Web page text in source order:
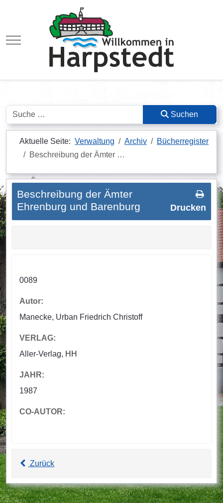
Mobile Menu Toggle
Suchen Suchen
Aktuelle Seite: Verwaltung Archiv
Bücherregister
Beschreibung der Ämter …
Drucken
Beschreibung der Ämter
Ehrenburg und Barenburg
0089
Autor:
Manecke, Urban Friedrich Christoff
VERLAG:
Aller-Verlag, HH
JAHR:
1987
CO-AUTOR:
Zurück